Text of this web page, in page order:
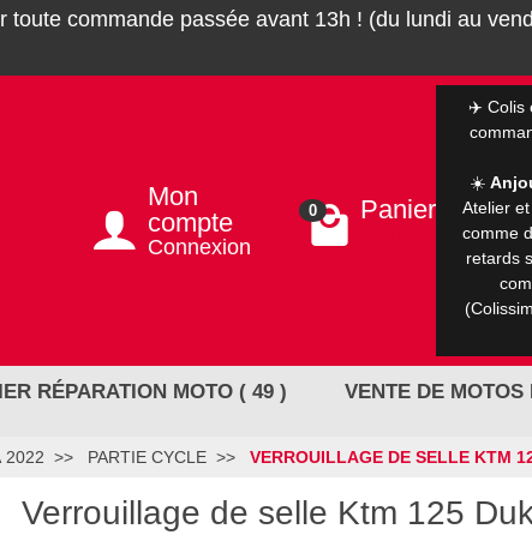
toute commande passée avant 13h ! (du lundi au
Mon
compte
Connexion
0 Panier
✈️ Colis
☀️
Atelier
comme
retards
RÉPARATION MOTO ( 49 ) VENTE DE MOTOS
2022 PARTIE CYCLE VERROUILLAGE DE SELLE KTM
Verrouillage de selle Ktm 125